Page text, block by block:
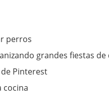
perros
grandes fiestas
Pinterest
cocina